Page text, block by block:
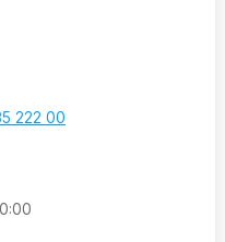
222 00